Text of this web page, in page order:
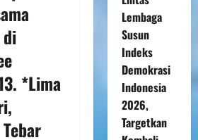
*Lima
Lembaga
Susun
Indeks
Demokrasi
Indonesia
2026,
Targetkan